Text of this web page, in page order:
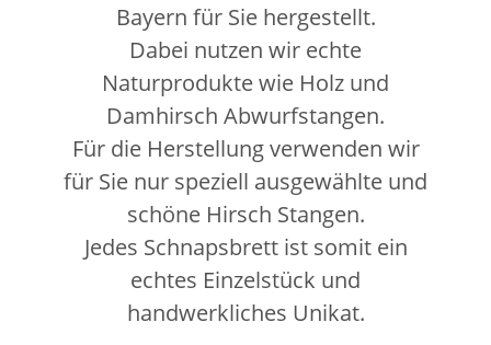
Bayern für Sie hergestellt.
Dabei nutzen wir echte
Naturprodukte wie Holz und
Damhirsch Abwurfstangen.
Für die Herstellung verwenden wir
für Sie nur speziell ausgewählte und
schöne Hirsch Stangen.
Jedes Schnapsbrett ist somit ein
echtes Einzelstück und
handwerkliches Unikat.